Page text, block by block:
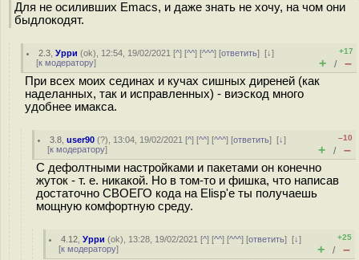
Для не осиливших Emacs, и даже знать не хочу, на чом они
быдлокодят.
2.3 ,Урри (ok), 12:54, 19/02/2021 [^] [^^] [^^^] [ответить][↓]
[к модератору]
+17
+ / –
При всех моих сединах и кучах сишных диреней (как
наделанных, так и исправленных) - виэскод много
удобнее имакса.
3.8 ,user90 (?), 13:04, 19/02/2021 [^] [^^] [^^^] [ответить][↓]
[к модератору]
–10
+ / –
С дефолтными настройками и пакетами он конечно
жуток - т. е. никакой. Но в том-то и фишка, что написав
достаточно СВОЕГО кода на Elisp'е ты получаешь
мощную комфортную среду.
4.12 ,Урри (ok), 13:28, 19/02/2021 [^] [^^] [^^^] [ответить][↓]
[к модератору]
+25
+ / –